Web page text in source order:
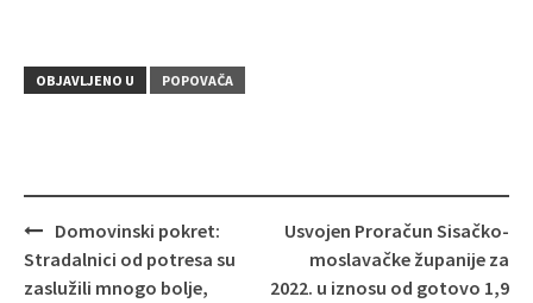
OBJAVLJENO U POPOVAČA
Navigacija
objava
Domovinski pokret:
Stradalnici od potresa su
zaslužili mnogo bolje,
Usvojen Proračun Sisačko-
moslavačke županije za
2022. u iznosu od gotovo 1,9